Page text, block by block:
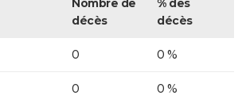
Nombre de
décès
% des
décès
0 0 %
0 0 %